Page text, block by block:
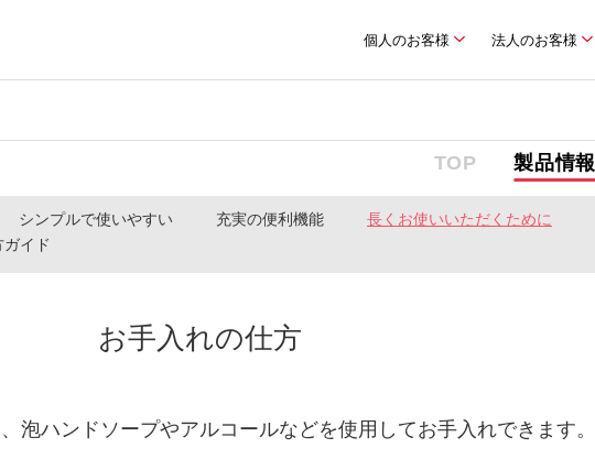
個人のお客様 法人のお客様
TOP 製品情報
シンプルで使いやすい 充実の便利機能 長くお使いいただくために
イド
お手入れの仕方
泡ハンドソープやアルコールなどを使用してお手入れできます。